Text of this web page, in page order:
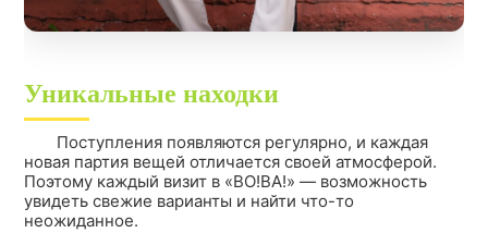
Уникальные находки
Поступления появляются регулярно, и каждая
новая партия вещей отличается своей атмосферой.
Поэтому каждый визит в «ВО!ВА!» — возможность
увидеть свежие варианты и найти что-то
неожиданное.